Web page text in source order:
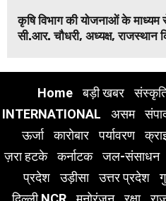
कृषि विभाग की योजनाओं के माध्यम
सी.आर. चौधरी, अध्यक्ष, राजस्थान
Home बड़ी खबर
INTERNATIONAL
असम
ऊर्जा
कारोबार पर्यावरण
ज़रा हटके
कर्नाटक जल-संसाधन
प्रदेश
उड़ीसा उत्तर प्रदेश